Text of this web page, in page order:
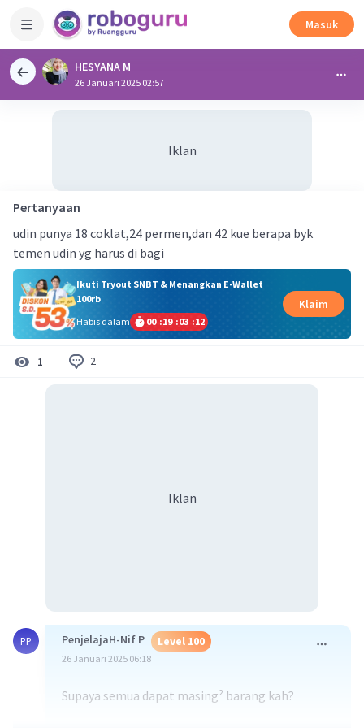
Masuk
HESYANA M
26 Januari 2025 02:57
Iklan
Pertanyaan
udin punya 18 coklat,24 permen,dan 42 kue berapa byk
temen udin yg harus di bagi
Ikuti Tryout SNBT & Menangkan E-Wallet
100rb
Habis dalam
00 :19 :03 :12
Klaim
1 2
Iklan
PP PenjelajaH-Nif P Level 100
26 Januari 2025 06:18
Supaya semua dapat masing² barang kah?